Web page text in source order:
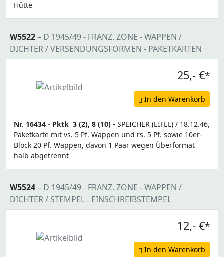
Hütte
W5522– D 1945/49 - FRANZ. ZONE - WAPPEN /
DICHTER / VERSENDUNGSFORMEN - PAKETKARTEN
25,- €*
In den Warenkorb
Nr. 16434 - Pktk 3 (2), 8 (10) - SPEICHER (EIFEL) / 18.12.46,
Paketkarte mit vs. 5 Pf. Wappen und rs. 5 Pf. sowie 10er-
Block 20 Pf. Wappen, davon 1 Paar wegen Überformat
halb abgetrennt
W5524– D 1945/49 - FRANZ. ZONE - WAPPEN /
DICHTER / STEMPEL - EINSCHREIBSTEMPEL
12,- €*
In den Warenkorb